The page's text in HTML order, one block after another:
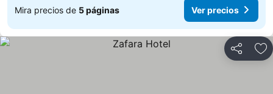
Mira precios de 5 páginas Ver precios
Compartir